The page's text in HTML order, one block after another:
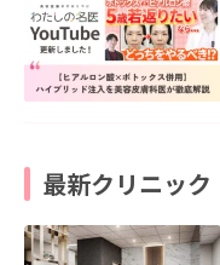
最新クリニック